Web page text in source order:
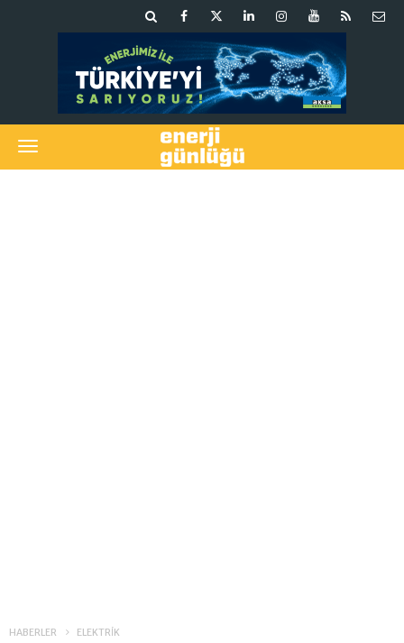
HABERLER ELEKTRİK